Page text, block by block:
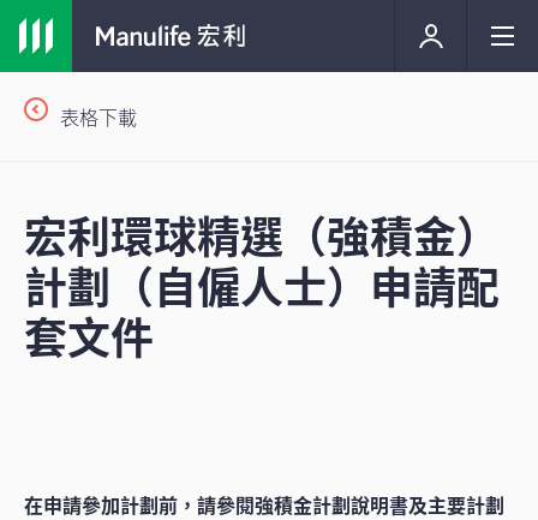
表格下載
宏利環球精選（強積金）
計劃（自僱人士）申請配
套文件
在申請參加計劃前，請參閱強積金計劃說明書及主要計劃